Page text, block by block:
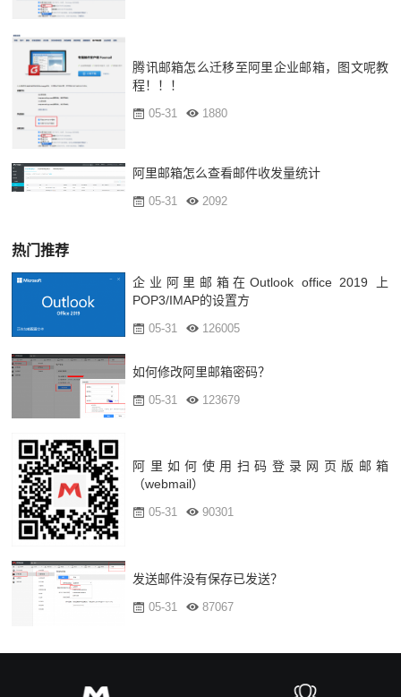
腾讯邮箱怎么迁移至阿里企业邮箱，图文呢教
程！！！
05-31 1880
阿里邮箱怎么查看邮件收发量统计
05-31 2092
热门推荐
企业阿里邮箱在Outlook office 2019 上
POP3/IMAP的设置方
05-31 126005
如何修改阿里邮箱密码？
05-31 123679
阿里如何使用扫码登录网页版邮箱
（webmail）
05-31 90301
发送邮件没有保存已发送？
05-31 87067